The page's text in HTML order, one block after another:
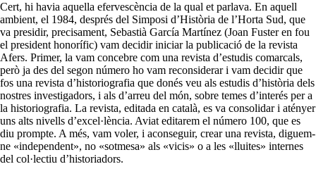
Cert, hi havia aquella efervescència de la qual et parlava. En aquell
ambient, el 1984, després del Simposi d’Història de l’Horta Sud, que
va presidir, precisament, Sebastià García Martínez (Joan Fuster en fou
el president honorífic) vam decidir iniciar la publicació de la revista
Afers. Primer, la vam concebre com una revista d’estudis comarcals,
però ja des del segon número ho vam reconsiderar i vam decidir que
fos una revista d’historiografia que donés veu als estudis d’història dels
nostres investigadors, i als d’arreu del món, sobre temes d’interés per a
la historiografia. La revista, editada en català, es va consolidar i atényer
uns alts nivells d’excel·lència. Aviat editarem el número 100, que es
diu prompte. A més, vam voler, i aconseguir, crear una revista, diguem-
ne «independent», no «sotmesa» als «vicis» o a les «lluites» internes
del col·lectiu d’historiadors.